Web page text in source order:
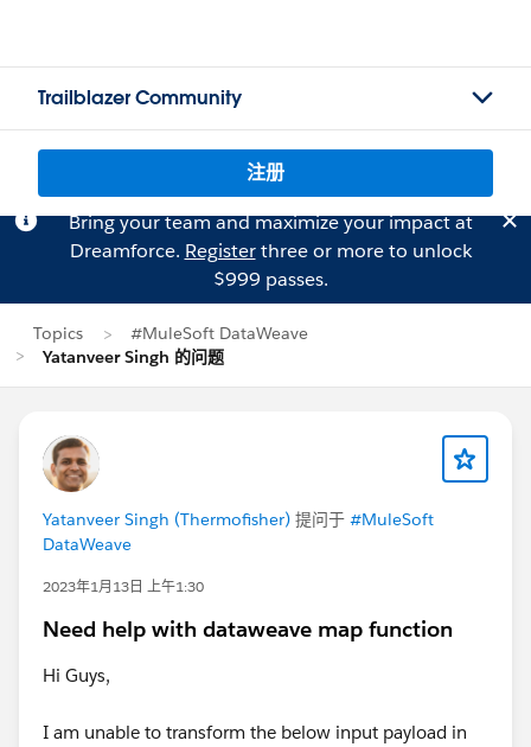
Trailblazer Community
注册
Bring your team and maximize your impact at
Dreamforce. Registerthree or more to unlock
$999 passes.
Topics
#MuleSoft DataWeave
Yatanveer Singh 的问题
Yatanveer Singh (Thermofisher) 提问于 #MuleSoft
DataWeave
2023年1月13日 上午1:30
Need help with dataweave map function
Hi Guys,
I am unable to transform the below input payload in